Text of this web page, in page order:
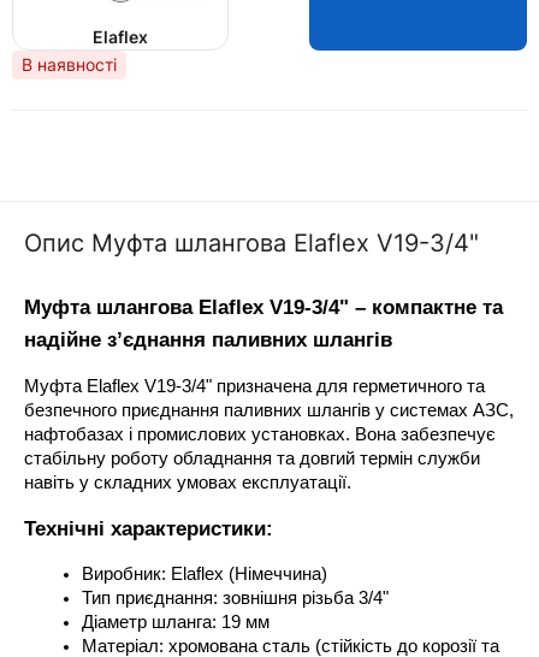
Elaflex
В наявності
Опис Муфта шлангова Elaflex V19-3/4"
Муфта шлангова Elaflex V19-3/4" – компактне та
надійне з’єднання паливних шлангів
Муфта Elaflex V19-3/4" призначена для герметичного та
безпечного приєднання паливних шлангів у системах АЗС,
нафтобазах і промислових установках. Вона забезпечує
стабільну роботу обладнання та довгий термін служби
навіть у складних умовах експлуатації.
Технічні характеристики:
Виробник: Elaflex (Німеччина)
Тип приєднання: зовнішня різьба 3/4"
Діаметр шланга: 19 мм
Матеріал: хромована сталь (стійкість до корозії та